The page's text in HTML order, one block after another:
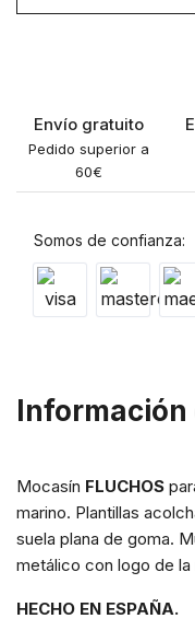
Envío gratuito
Pedido superior a
60€
Somos de confianza:
Mocasín FLUCHOS
marino. Plantillas
suela plana de goma.
metálico con logo de la
HECHO EN ESPAÑA.